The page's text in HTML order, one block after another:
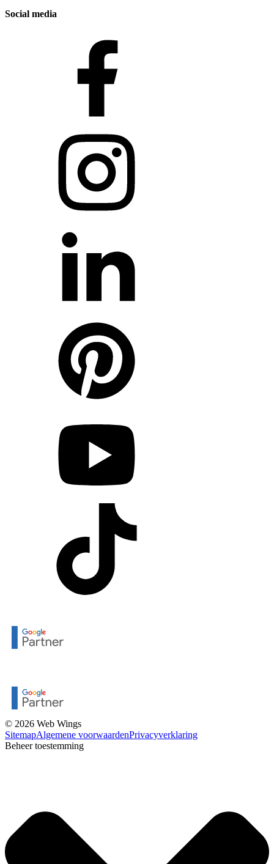
Social media
© 2026 Web Wings
SitemapAlgemene voorwaardenPrivacyverklaring
Beheer toestemming